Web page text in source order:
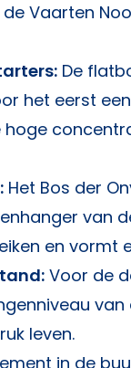
Vaarten
De
het eerst
hoge
Het Bos der
van
en vormt
Voor de
leven.
in de